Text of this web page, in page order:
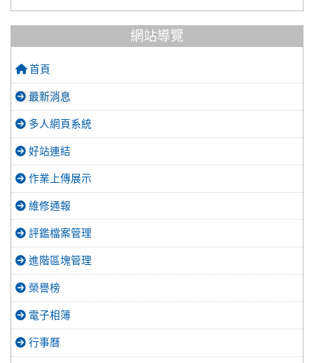
網站導覽
首頁
最新消息
多人網頁系統
好站連結
作業上傳展示
維修通報
評鑑檔案管理
進階區塊管理
榮譽榜
電子相簿
行事曆